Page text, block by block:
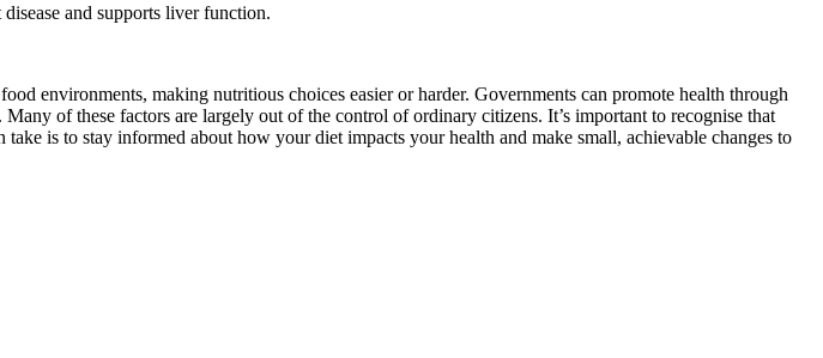
and supports liver function.
environments, making nutritious choices easier or harder. Governments can promote health through
of these factors are largely out of the control of ordinary citizens. It’s important to recognise that
is to stay informed about how your diet impacts your health and make small, achievable changes to